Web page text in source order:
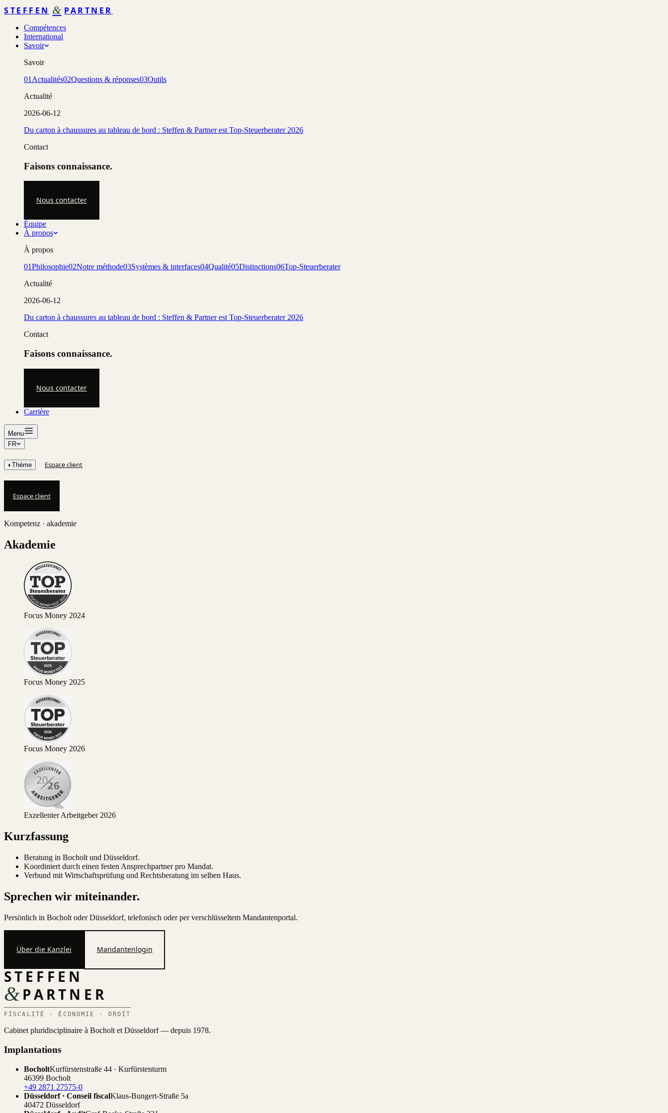
STEFFEN & PARTNER
Compétences
International
Savoir
Savoir
01 Actualités02Questions & réponses03Outils
Actualité
2026-06-12
Du carton à chaussures au tableau de bord : Steffen & Partner est Top-Steuerberater 2026
Contact
Faisons connaissance.
Nous contacter
Équipe
À propos
À propos
01Philosophie02Notre méthode03Systèmes & interfaces04Qualité05Distinctions06Top-Steuerberater
Actualité
2026-06-12
Du carton à chaussures au tableau de bord : Steffen & Partner est Top-Steuerberater 2026
Contact
Faisons connaissance.
Nous contacter
Carrière
Menu
FR
◐ Thème Espace client
Espace client
Kompetenz · akademie
Akademie
Focus Money 2024
Focus Money 2025
Focus Money 2026
Exzellenter Arbeitgeber 2026
Kurzfassung
Beratung in Bocholt und Düsseldorf.
Koordiniert durch einen festen Ansprechpartner pro Mandat.
Verbund mit Wirtschaftsprüfung und Rechtsberatung im selben Haus.
Sprechen wir miteinander.
Persönlich in Bocholt oder Düsseldorf, telefonisch oder per verschlüsseltem Mandantenportal.
Über die Kanzlei Mandantenlogin
STEFFEN
&PARTNER
FISCALITÉ · ÉCONOMIE · DROIT
Cabinet pluridisciplinaire à Bocholt et Düsseldorf — depuis 1978.
Implantations
BocholtKurfürstenstraße 44 · Kurfürstenturm
46399 Bocholt
+49 2871 27575-0
Düsseldorf · Conseil fiscalKlaus-Bungert-Straße 5a
40472 Düsseldorf